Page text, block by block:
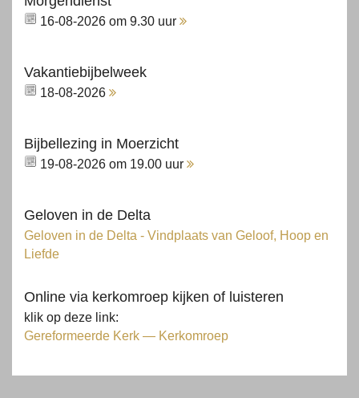
16-08-2026 om 9.30 uur
Vakantiebijbelweek
18-08-2026
Bijbellezing in Moerzicht
19-08-2026 om 19.00 uur
Geloven in de Delta
Geloven in de Delta - Vindplaats van Geloof, Hoop en
Liefde
Online via kerkomroep kijken of luisteren
klik op deze link:
Gereformeerde Kerk — Kerkomroep